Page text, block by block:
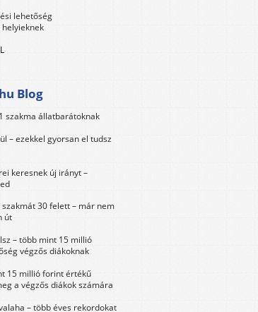
lehetőség
Blog
szakma állatbarátoknak
– ezekkel gyorsan el tudsz
keresnek új irányt –
30 felett – már nem
út
– több mint 15 millió
végzős diákoknak
15 millió forint értékű
a végzős diákok számára
– több éves rekordokat